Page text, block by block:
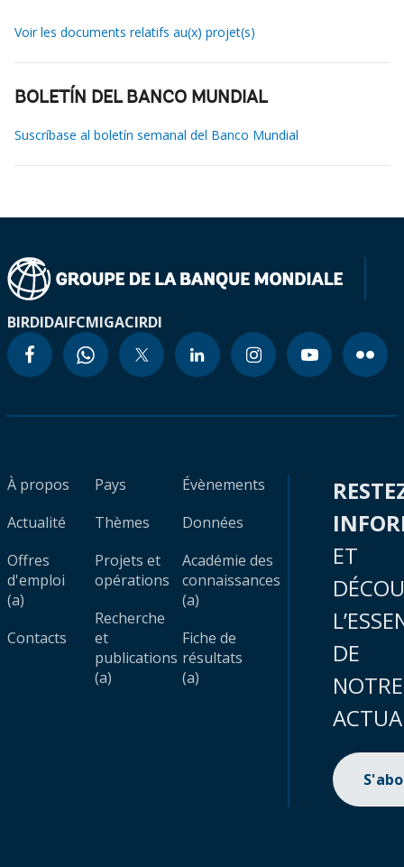
Voir les documents relatifs au(x) projet(s)
BOLETÍN DEL BANCO MUNDIAL
Suscríbase al boletín semanal del Banco Mundial
BIRDIDAIFCMIGACIRDI
À propos
Actualité
Offres
d'emploi
(a)
Contacts
Pays
Thèmes
Projets et
opérations
Recherche
et
publications
(a)
Évènements
Données
Académie des
connaissances
(a)
Fiche de
résultats
(a)
ET
DE
NOTRE